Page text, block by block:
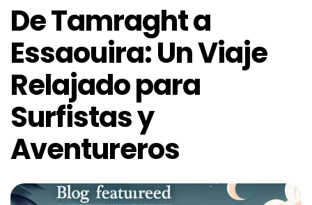
De Tamraght a
Essaouira: Un Viaje
Relajado para
Surfistas y
Aventureros